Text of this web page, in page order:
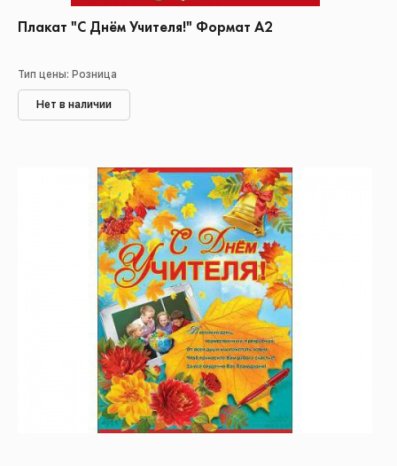
Плакат "С Днём Учителя!" Формат А2
Тип цены: Розница
Нет в наличии